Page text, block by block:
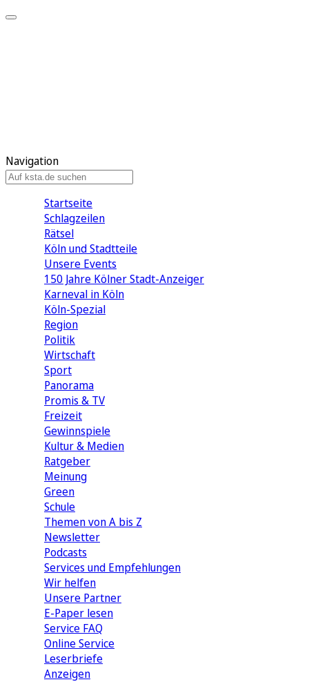
Navigation
Startseite
Schlagzeilen
Rätsel
Köln und Stadtteile
Unsere Events
150 Jahre Kölner Stadt-Anzeiger
Karneval in Köln
Köln-Spezial
Region
Politik
Wirtschaft
Sport
Panorama
Promis & TV
Freizeit
Gewinnspiele
Kultur & Medien
Ratgeber
Meinung
Green
Schule
Themen von A bis Z
Newsletter
Podcasts
Services und Empfehlungen
Wir helfen
Unsere Partner
E-Paper lesen
Service FAQ
Online Service
Leserbriefe
Anzeigen